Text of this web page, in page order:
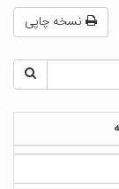
نسخه چاپی